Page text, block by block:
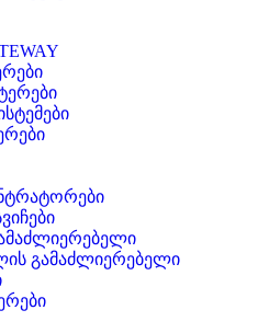
გამაძლიერებელი